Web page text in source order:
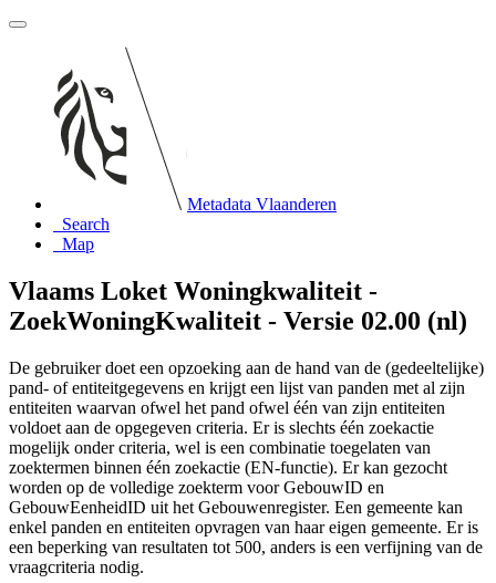
Metadata Vlaanderen
Search
Map
Vlaams Loket Woningkwaliteit -
ZoekWoningKwaliteit - Versie 02.00 (nl)
De gebruiker doet een opzoeking aan de hand van de (gedeeltelijke)
pand- of entiteitgegevens en krijgt een lijst van panden met al zijn
entiteiten waarvan ofwel het pand ofwel één van zijn entiteiten
voldoet aan de opgegeven criteria. Er is slechts één zoekactie
mogelijk onder criteria, wel is een combinatie toegelaten van
zoektermen binnen één zoekactie (EN-functie). Er kan gezocht
worden op de volledige zoekterm voor GebouwID en
GebouwEenheidID uit het Gebouwenregister. Een gemeente kan
enkel panden en entiteiten opvragen van haar eigen gemeente. Er is
een beperking van resultaten tot 500, anders is een verfijning van de
vraagcriteria nodig.